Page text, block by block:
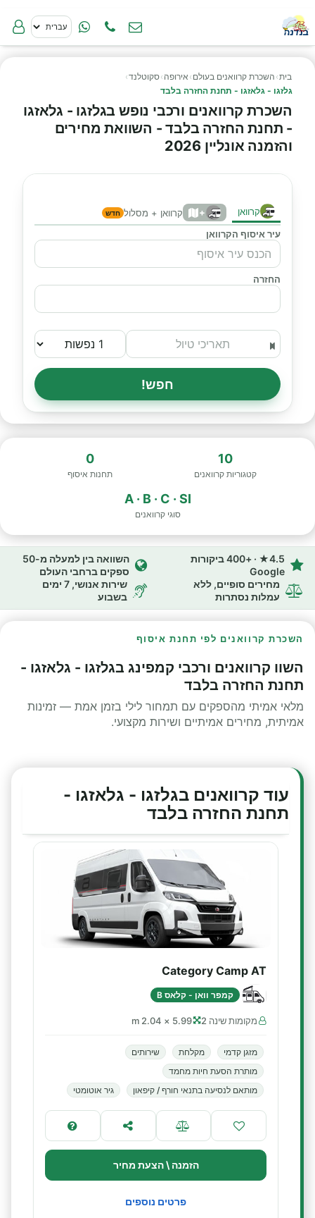
בית› השכרת קרוואנים בעולם › אירופה ›סקוטלנד›
גלזגו - גלאזגו - תחנת החזרה בלבד
השכרת קרוואנים ורכבי נופש בגלזגו - גלאזגו
- תחנת החזרה בלבד - השוואת מחירים
והזמנה אונליין 2026
קרוואן + קרוואן + מסלול חדש
עיר איסוף הקרוואן
החזרה
חפש!
10
קטגוריות קרוואנים
0
תחנות איסוף
A · B · C · SI
סוגי קרוואנים
4.5★ · +400 ביקורות
Google
השוואה בין למעלה מ-50
ספקים ברחבי העולם
מחירים סופיים, ללא
עמלות נסתרות
שירות אנושי, 7 ימים
בשבוע
השכרת קרוואנים לפי תחנת איסוף
השוו קרוואנים ורכבי קמפינג בגלזגו - גלאזגו -
תחנת החזרה בלבד
מלאי אמיתי מהספקים עם תמחור לילי בזמן אמת — זמינות
אמיתית, מחירים אמיתיים ושירות מקצועי.
עוד קרוואנים בגלזגו - גלאזגו -
תחנת החזרה בלבד
Category Camp AT
קמפר וואן - קלאס B
מקומות שינה 2 5.99 × 2.04 m
מזגן קדמי מקלחת
שירותים
מותרת הסעת חיות מחמד
מותאם לנסיעה בתנאי חורף / קיפאון
גיר אוטומטי
הזמנה \ הצעת מחיר
פרטים נוספים